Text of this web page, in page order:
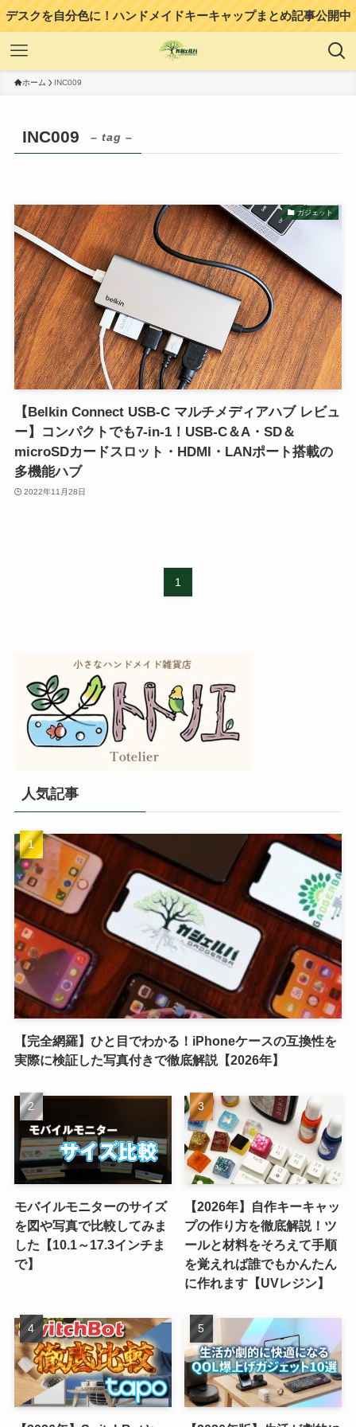
デスクを自分色に！ハンドメイドキーキャップまとめ記事公開中
ホーム INC009
INC009 – tag –
ガジェット
【Belkin Connect USB-C マルチメディアハブ レビュ
ー】コンパクトでも7-in-1！USB-C＆A・SD＆
microSDカードスロット・HDMI・LANポート搭載の
多機能ハブ
2022年11月28日
1
人気記事
【完全網羅】ひと目でわかる！iPhoneケースの互換性を
実際に検証した写真付きで徹底解説【2026年】
モバイルモニターのサイズ
を図や写真で比較してみま
した【10.1～17.3インチま
で】
【2026年】自作キーキャッ
プの作り方を徹底解説！ツ
ールと材料をそろえて手順
を覚えれば誰でもかんたん
に作れます【UVレジン】